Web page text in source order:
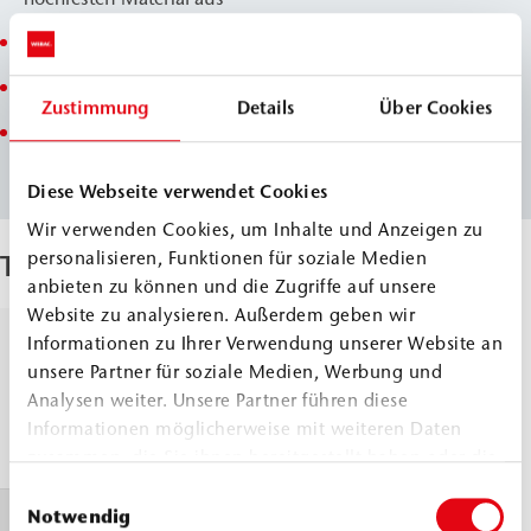
Zustimmung Details Über Cookies
Diese Webseite verwendet Cookies
Wir verwenden Cookies, um Inhalte und Anzeigen zu
personalisieren, Funktionen für soziale Medien
anbieten zu können und die Zugriffe auf unsere
Website zu analysieren. Außerdem geben wir
Informationen zu Ihrer Verwendung unserer Website an
unsere Partner für soziale Medien, Werbung und
Analysen weiter. Unsere Partner führen diese
Informationen möglicherweise mit weiteren Daten
haben.
Einwilligungsauswahl
Notwendig
extrem schnelle Entwicklung hoher Festigkeiten
Technische Parameter
Dichte, 23 °C
DIN ISO 2811
Komp. A
Komp. B
≈1,02
g/cm³